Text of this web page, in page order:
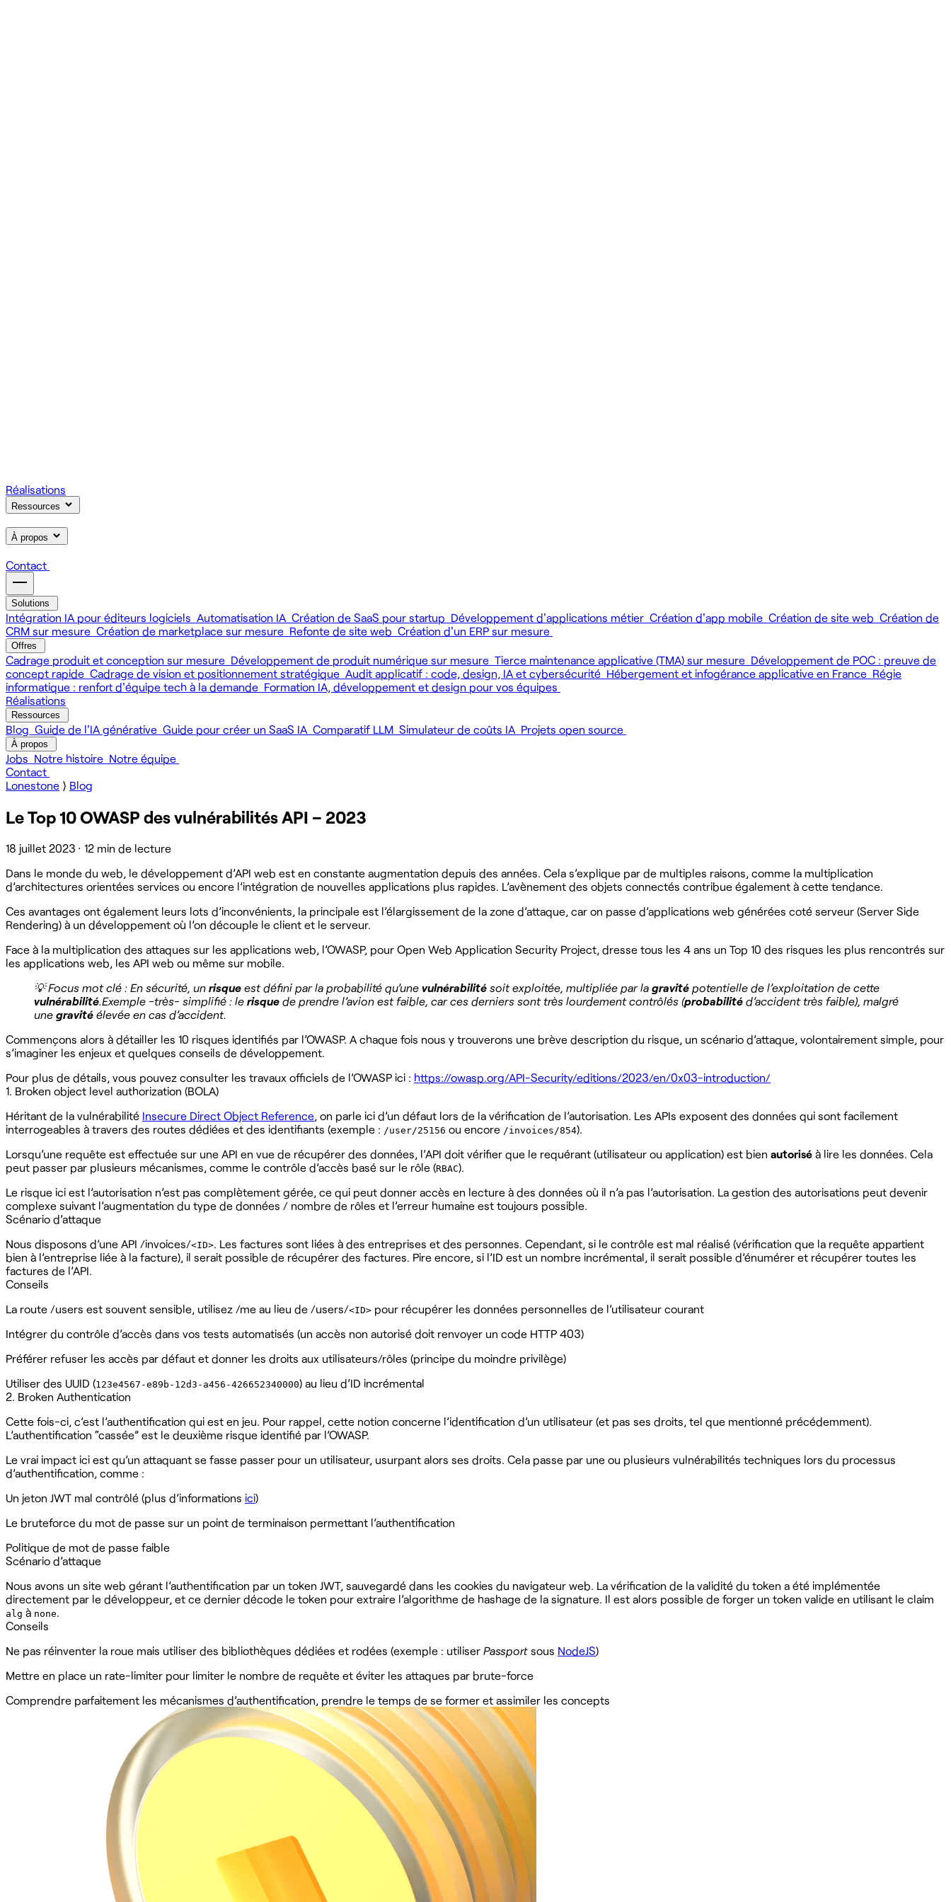
Réalisations
Ressources
À propos
Contact
Solutions
Intégration IA pour éditeurs logiciels Automatisation IA Création de SaaS pour startup Développement d'applications métier Création d'app mobile Création de site web Création de
CRM sur mesure Création de marketplace sur mesure Refonte de site web Création d'un ERP sur mesure
Offres
Cadrage produit et conception sur mesure Développement de produit numérique sur mesure Tierce maintenance applicative (TMA) sur mesure Développement de POC : preuve de
concept rapide Cadrage de vision et positionnement stratégique Audit applicatif : code, design, IA et cybersécurité Hébergement et infogérance applicative en France Régie
informatique : renfort d'équipe tech à la demande Formation IA, développement et design pour vos équipes
Réalisations
Ressources
Blog Guide de l'IA générative Guide pour créer un SaaS IA Comparatif LLM Simulateur de coûts IA Projets open source
À propos
Jobs Notre histoire Notre équipe
Contact
Lonestone ⟩ Blog
Le Top 10 OWASP des vulnérabilités API – 2023
18 juillet 2023 · 12 min de lecture
Dans le monde du web, le développement d’API web est en constante augmentation depuis des années. Cela s’explique par de multiples raisons, comme la multiplication
d’architectures orientées services ou encore l’intégration de nouvelles applications plus rapides. L’avènement des objets connectés contribue également à cette tendance.
Ces avantages ont également leurs lots d’inconvénients, la principale est l’élargissement de la zone d’attaque, car on passe d’applications web générées coté serveur (Server Side
Rendering) à un développement où l’on découple le client et le serveur.
Face à la multiplication des attaques sur les applications web, l’OWASP, pour Open Web Application Security Project, dresse tous les 4 ans un Top 10 des risques les plus rencontrés sur
les applications web, les API web ou même sur mobile.
💡 Focus mot clé : En sécurité, un risque est défini par la probabilité qu’une vulnérabilité soit exploitée, multipliée par la gravité potentielle de l’exploitation de cette
vulnérabilité.Exemple -très- simplifié : le risque de prendre l’avion est faible, car ces derniers sont très lourdement contrôlés (probabilité d’accident très faible), malgré
une gravité élevée en cas d’accident.
Commençons alors à détailler les 10 risques identifiés par l’OWASP. A chaque fois nous y trouverons une brève description du risque, un scénario d’attaque, volontairement simple, pour
s’imaginer les enjeux et quelques conseils de développement.
Pour plus de détails, vous pouvez consulter les travaux officiels de l’OWASP ici : https://owasp.org/API-Security/editions/2023/en/0x03-introduction/
1. Broken object level authorization (BOLA)
Héritant de la vulnérabilité Insecure Direct Object Reference, on parle ici d’un défaut lors de la vérification de l’autorisation. Les APIs exposent des données qui sont facilement
interrogeables à travers des routes dédiées et des identifiants (exemple : /user/25156 ou encore /invoices/854).
Lorsqu’une requête est effectuée sur une API en vue de récupérer des données, l’API doit vérifier que le requérant (utilisateur ou application) est bien autorisé à lire les données. Cela
peut passer par plusieurs mécanismes, comme le contrôle d’accès basé sur le rôle (RBAC).
Le risque ici est l’autorisation n’est pas complètement gérée, ce qui peut donner accès en lecture à des données où il n’a pas l’autorisation. La gestion des autorisations peut devenir
complexe suivant l’augmentation du type de données / nombre de rôles et l’erreur humaine est toujours possible.
Scénario d’attaque
Nous disposons d’une API /invoices/<ID>. Les factures sont liées à des entreprises et des personnes. Cependant, si le contrôle est mal réalisé (vérification que la requête appartient
bien à l’entreprise liée à la facture), il serait possible de récupérer des factures. Pire encore, si l’ID est un nombre incrémental, il serait possible d’énumérer et récupérer toutes les
factures de l’API.
Conseils
La route /users est souvent sensible, utilisez /me au lieu de /users/<ID> pour récupérer les données personnelles de l’utilisateur courant
Intégrer du contrôle d’accès dans vos tests automatisés (un accès non autorisé doit renvoyer un code HTTP 403)
Préférer refuser les accès par défaut et donner les droits aux utilisateurs/rôles (principe du moindre privilège)
Utiliser des UUID (123e4567-e89b-12d3-a456-426652340000) au lieu d’ID incrémental
2. Broken Authentication
Cette fois-ci, c’est l’authentification qui est en jeu. Pour rappel, cette notion concerne l’identification d’un utilisateur (et pas ses droits, tel que mentionné précédemment).
L’authentification “cassée” est le deuxième risque identifié par l’OWASP.
Le vrai impact ici est qu’un attaquant se fasse passer pour un utilisateur, usurpant alors ses droits. Cela passe par une ou plusieurs vulnérabilités techniques lors du processus
d’authentification, comme :
Un jeton JWT mal contrôlé (plus d’informations ici)
Le bruteforce du mot de passe sur un point de terminaison permettant l’authentification
Politique de mot de passe faible
Scénario d’attaque
Nous avons un site web gérant l’authentification par un token JWT, sauvegardé dans les cookies du navigateur web. La vérification de la validité du token a été implémentée
directement par le développeur, et ce dernier décode le token pour extraire l’algorithme de hashage de la signature. Il est alors possible de forger un token valide en utilisant le claim
alg à none.
Conseils
Ne pas réinventer la roue mais utiliser des bibliothèques dédiées et rodées (exemple : utiliser Passport sous NodeJS)
Mettre en place un rate-limiter pour limiter le nombre de requête et éviter les attaques par brute-force
Comprendre parfaitement les mécanismes d’authentification, prendre le temps de se former et assimiler les concepts